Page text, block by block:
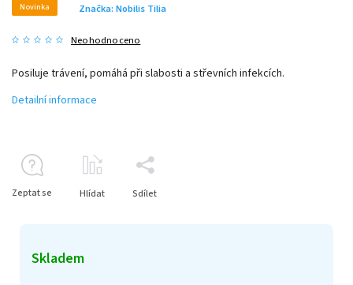
Novinka
Neohodnoceno
Značka: Nobilis Tilia
Skladem
Posiluje trávení, pomáhá při slabosti a střevních infekcích.
Detailní informace
Zeptat se Hlídat Sdílet